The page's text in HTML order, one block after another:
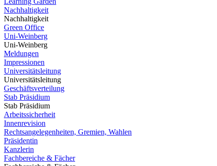
Nachhaltigkeit
Nachhaltigkeit
Green Office
Uni-Weinberg
Uni-Weinberg
Meldungen
Impressionen
Universitätsleitung
Universitätsleitung
Geschäftsverteilung
Stab Präsidium
Stab Präsidium
Arbeitssicherheit
Innenrevision
Rechtsangelegenheiten, Gremien, Wahlen
Präsidentin
Kanzlerin
Fachbereiche & Fächer